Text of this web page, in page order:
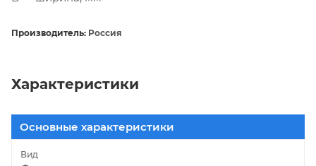
Производитель: Россия
Характеристики
Основные характеристики
Вид